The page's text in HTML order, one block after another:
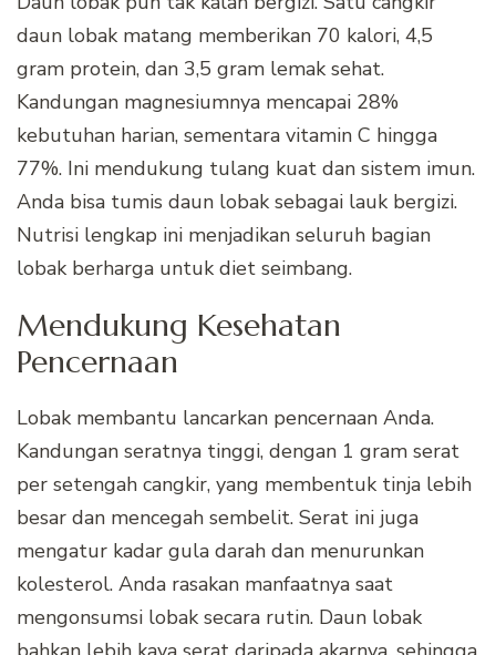
daun lobak matang memberikan 70 kalori, 4,5
gram protein, dan 3,5 gram lemak sehat.
Kandungan magnesiumnya mencapai 28%
kebutuhan harian, sementara vitamin C hingga
77%. Ini mendukung tulang kuat dan sistem imun.
Anda bisa tumis daun lobak sebagai lauk bergizi.
Nutrisi lengkap ini menjadikan seluruh bagian
lobak berharga untuk diet seimbang.
Mendukung Kesehatan
Pencernaan
Lobak membantu lancarkan pencernaan Anda.
Kandungan seratnya tinggi, dengan 1 gram serat
per setengah cangkir, yang membentuk tinja lebih
besar dan mencegah sembelit. Serat ini juga
mengatur kadar gula darah dan menurunkan
kolesterol. Anda rasakan manfaatnya saat
mengonsumsi lobak secara rutin. Daun lobak